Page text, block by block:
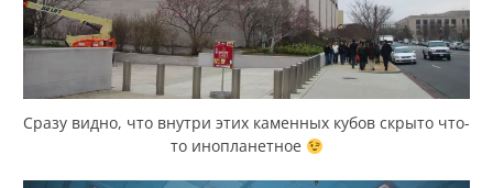
Сразу видно, что внутри этих каменных кубов скрыто что-
то инопланетное